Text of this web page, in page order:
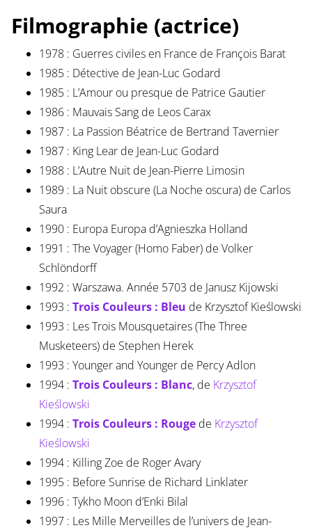
Filmographie (actrice)
1978 : Guerres civiles en France de François Barat
1985 : Détective de Jean-Luc Godard
1985 : L’Amour ou presque de Patrice Gautier
1986 : Mauvais Sang de Leos Carax
1987 : La Passion Béatrice de Bertrand Tavernier
1987 : King Lear de Jean-Luc Godard
1988 : L’Autre Nuit de Jean-Pierre Limosin
1989 : La Nuit obscure (La Noche oscura) de Carlos
Saura
1990 : Europa Europa d’Agnieszka Holland
1991 : The Voyager (Homo Faber) de Volker
Schlöndorff
1992 : Warszawa. Année 5703 de Janusz Kijowski
1993 : Trois Couleurs : Bleu de Krzysztof Kieślowski
1993 : Les Trois Mousquetaires (The Three
Musketeers) de Stephen Herek
1993 : Younger and Younger de Percy Adlon
1994 : Trois Couleurs : Blanc, de Krzysztof
Kieślowski
1994 : Trois Couleurs : Rougede Krzysztof
Kieślowski
1994 : Killing Zoe de Roger Avary
1995 : Before Sunrise de Richard Linklater
1996 : Tykho Moon d’Enki Bilal
1997 : Les Mille Merveilles de l’univers de Jean-